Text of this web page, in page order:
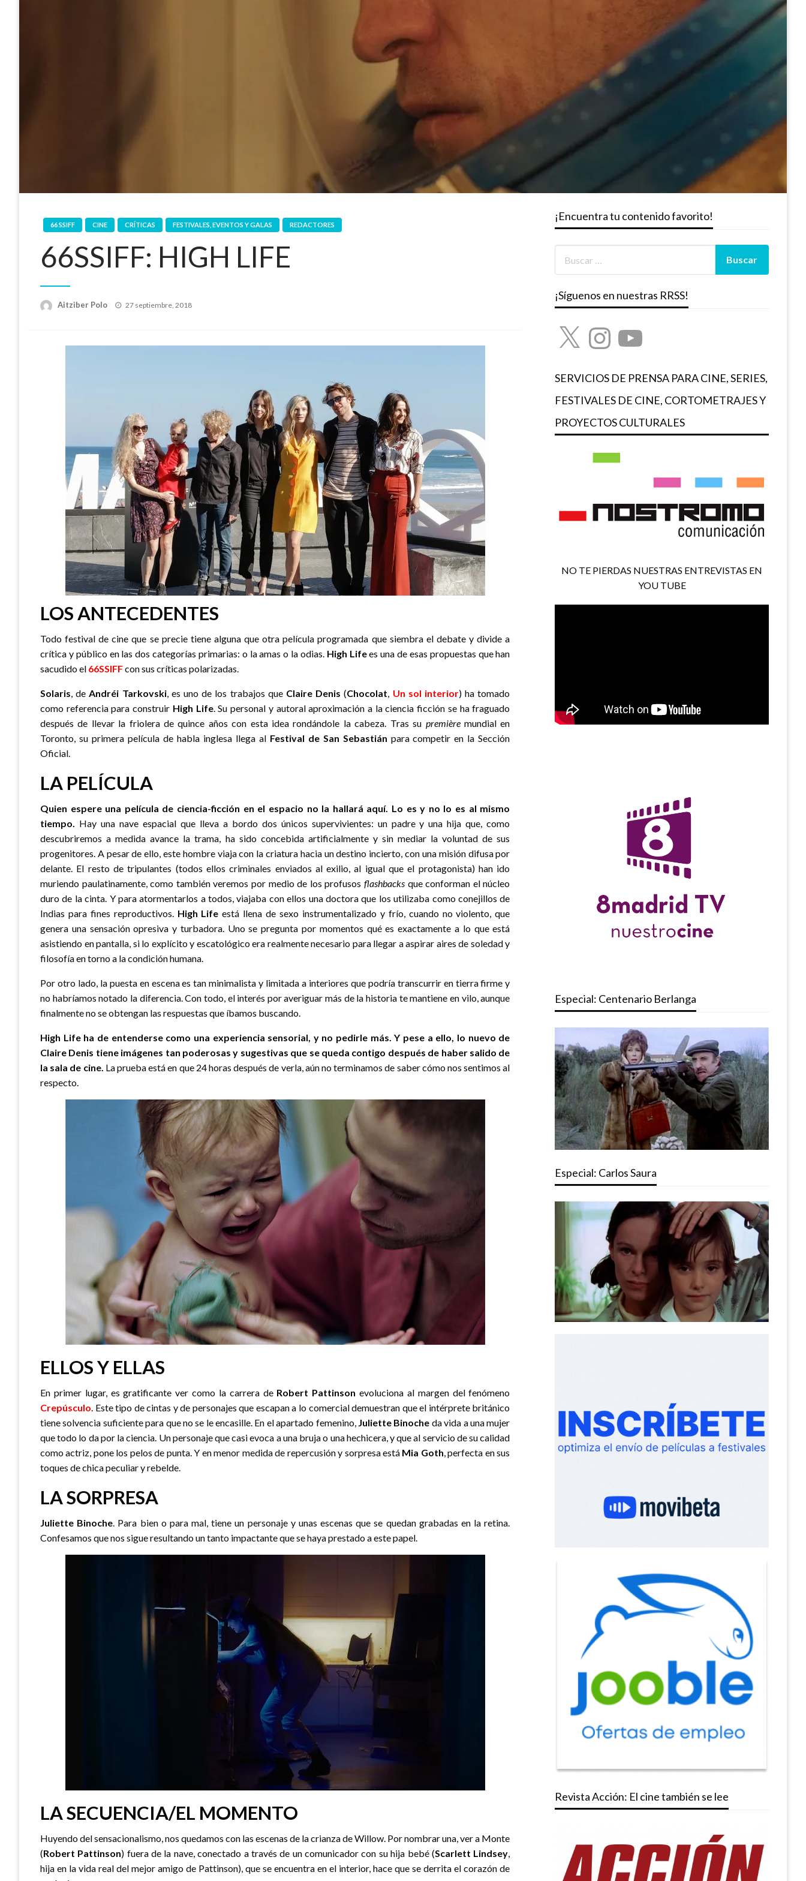
66 SSIFF CINE CRÍTICAS FESTIVALES, EVENTOS Y GALAS REDACTORES
66SSIFF: HIGH LIFE
Aitziber Polo
Publicado
27 septiembre, 2018
LOS ANTECEDENTES
Todo festival de cine que se precie tiene alguna que otra película programada que siembra el debate y divide a
crítica y público en las dos categorías primarias: o la amas o la odias. High Lifees una de esas propuestas que han
sacudido el 66SSIFFcon sus críticas polarizadas.
Solaris, deAndréi Tarkovski, es uno de los trabajos que Claire Denis(Chocolat, Un sol interior) ha tomado
como referencia para construir High Life. Su personal y autoral aproximación a la ciencia ficción se ha fraguado
después de llevar la friolera de quince años con esta idea rondándole la cabeza. Tras su premièremundial en
Toronto, su primera película de habla inglesa llega al Festival de San Sebastián para competir en la Sección
Oficial.
LA PELÍCULA
Quien espere una película de ciencia-ficción en el espacio no la hallará aquí. Lo es y no lo es al mismo
tiempo. Hay una nave espacial que lleva a bordo dos únicos supervivientes: un padre y una hija que, como
descubriremos a medida avance la trama, ha sido concebida artificialmente y sin mediar la voluntad de sus
progenitores. A pesar de ello, este hombre viaja con la criatura hacia un destino incierto, con una misión difusa por
delante. El resto de tripulantes (todos ellos criminales enviados al exilio, al igual que el protagonista) han ido
muriendo paulatinamente, como también veremos por medio de los profusos flashbacksque conforman el núcleo
duro de la cinta. Y para atormentarlos a todos, viajaba con ellos una doctora que los utilizaba como conejillos de
Indias para fines reproductivos. High Life está llena de sexo instrumentalizado y frío, cuando no violento, que
genera una sensación opresiva y turbadora. Uno se pregunta por momentos qué es exactamente a lo que está
asistiendo en pantalla, si lo explícito y escatológico era realmente necesario para llegar a aspirar aires de soledad y
filosofía en torno a la condición humana.
Por otro lado, la puesta en escena es tan minimalista y limitada a interiores que podría transcurrir en tierra firme y
no habríamos notado la diferencia. Con todo, el interés por averiguar más de la historia te mantiene en vilo, aunque
finalmente no se obtengan las respuestas que íbamos buscando.
High Life ha de entenderse como una experiencia sensorial, y no pedirle más. Y pese a ello, lo nuevo de
Claire Denis tiene imágenes tan poderosas y sugestivas que se queda contigo después de haber salido de
la sala de cine. La prueba está en que 24 horas después de verla, aún no terminamos de saber cómo nos sentimos al
respecto.
ELLOS Y ELLAS
En primer lugar, es gratificante ver como la carrera de Robert Pattinson evoluciona al margen del fenómeno
Crepúsculo. Este tipo de cintas y de personajes que escapan a lo comercial demuestran que el intérprete británico
tiene solvencia suficiente para que no se le encasille. En el apartado femenino, Juliette Binoche da vida a una mujer
que todo lo da por la ciencia. Un personaje que casi evoca a una bruja o una hechicera, y que al servicio de su calidad
como actriz, pone los pelos de punta. Y en menor medida de repercusión y sorpresa está Mia Goth, perfecta en sus
toques de chica peculiar y rebelde.
LA SORPRESA
Juliette Binoche. Para bien o para mal, tiene un personaje y unas escenas que se quedan grabadas en la retina.
Confesamos que nos sigue resultando un tanto impactante que se haya prestado a este papel.
LA SECUENCIA/EL MOMENTO
Huyendo del sensacionalismo, nos quedamos con las escenas de la crianza de Willow. Por nombrar una, ver a Monte
(Robert Pattinson) fuera de la nave, conectado a través de un comunicador con su hija bebé (Scarlett Lindsey,
hija en la vida real del mejor amigo de Pattinson), que se encuentra en el interior, hace que se derrita el corazón de
¡Encuentra tu contenido favorito!
¡Síguenos en nuestras RRSS!
X InstagramYouTube
SERVICIOS DE PRENSA PARA CINE, SERIES,
FESTIVALES DE CINE, CORTOMETRAJES Y
PROYECTOS CULTURALES
NO TE PIERDAS NUESTRAS ENTREVISTAS EN
YOU TUBE
Especial: Centenario Berlanga
Especial: Carlos Saura
Revista Acción: El cine también se lee